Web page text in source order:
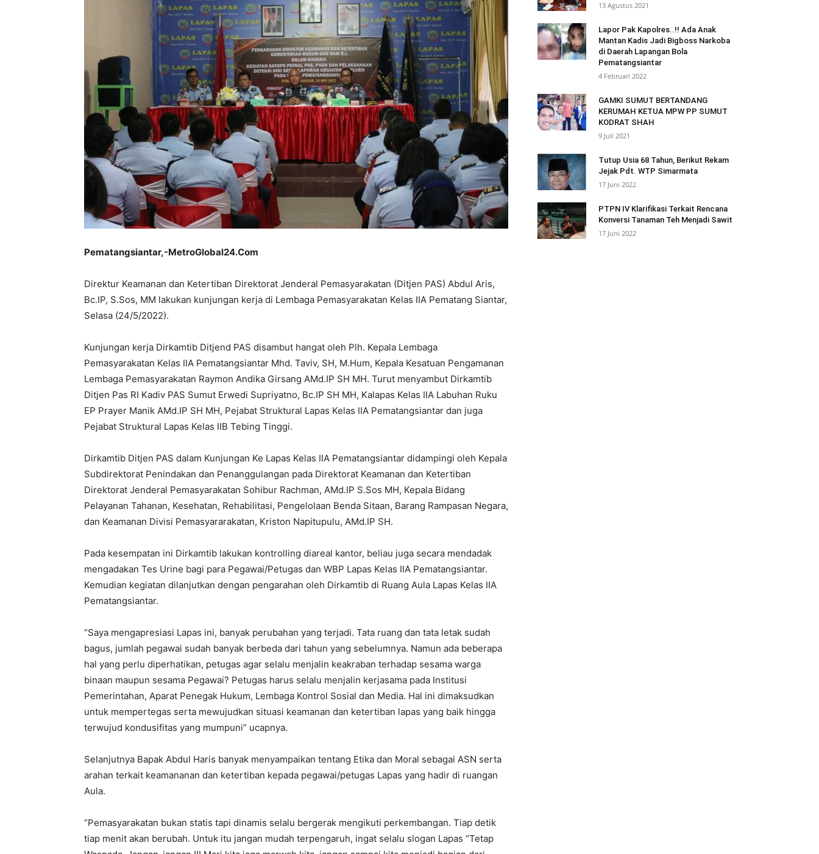
Pematangsiantar,-MetroGlobal24.Com
Direktur Keamanan dan Ketertiban Direktorat Jenderal Pemasyarakatan (Ditjen PAS) Abdul Aris,
Bc.IP, S.Sos, MM lakukan kunjungan kerja di Lembaga Pemasyarakatan Kelas IIA Pematang Siantar,
Selasa (24/5/2022).
Kunjungan kerja Dirkamtib Ditjend PAS disambut hangat oleh Plh. Kepala Lembaga
Pemasyarakatan Kelas IIA Pematangsiantar Mhd. Taviv, SH, M.Hum, Kepala Kesatuan Pengamanan
Lembaga Pemasyarakatan Raymon Andika Girsang AMd.IP SH MH. Turut menyambut Dirkamtib
Ditjen Pas RI Kadiv PAS Sumut Erwedi Supriyatno, Bc.IP SH MH, Kalapas Kelas IIA Labuhan Ruku
EP Prayer Manik AMd.IP SH MH, Pejabat Struktural Lapas Kelas IIA Pematangsiantar dan juga
Pejabat Struktural Lapas Kelas IIB Tebing Tinggi.
Dirkamtib Ditjen PAS dalam Kunjungan Ke Lapas Kelas IIA Pematangsiantar didampingi oleh Kepala
Subdirektorat Penindakan dan Penanggulangan pada Direktorat Keamanan dan Ketertiban
Direktorat Jenderal Pemasyarakatan Sohibur Rachman, AMd.IP S.Sos MH, Kepala Bidang
Pelayanan Tahanan, Kesehatan, Rehabilitasi, Pengelolaan Benda Sitaan, Barang Rampasan Negara,
dan Keamanan Divisi Pemasyararakatan, Kriston Napitupulu, AMd.IP SH.
Pada kesempatan ini Dirkamtib lakukan kontrolling diareal kantor, beliau juga secara mendadak
mengadakan Tes Urine bagi para Pegawai/Petugas dan WBP Lapas Kelas IIA Pematangsiantar.
Kemudian kegiatan dilanjutkan dengan pengarahan oleh Dirkamtib di Ruang Aula Lapas Kelas IIA
Pematangsiantar.
“Saya mengapresiasi Lapas ini, banyak perubahan yang terjadi. Tata ruang dan tata letak sudah
bagus, jumlah pegawai sudah banyak berbeda dari tahun yang sebelumnya. Namun ada beberapa
hal yang perlu diperhatikan, petugas agar selalu menjalin keakraban terhadap sesama warga
binaan maupun sesama Pegawai? Petugas harus selalu menjalin kerjasama pada Institusi
Pemerintahan, Aparat Penegak Hukum, Lembaga Kontrol Sosial dan Media. Hal ini dimaksudkan
untuk mempertegas serta mewujudkan situasi keamanan dan ketertiban lapas yang baik hingga
terwujud kondusifitas yang mumpuni” ucapnya.
Selanjutnya Bapak Abdul Haris banyak menyampaikan tentang Etika dan Moral sebagai ASN serta
arahan terkait keamananan dan ketertiban kepada pegawai/petugas Lapas yang hadir di ruangan
Aula.
“Pemasyarakatan bukan statis tapi dinamis selalu bergerak mengikuti perkembangan. Tiap detik
tiap menit akan berubah. Untuk itu jangan mudah terpengaruh, ingat selalu slogan Lapas “Tetap
13 Agustus 2021
Lapor Pak Kapolres..!! Ada Anak
Mantan Kadis Jadi Bigboss Narkoba
di Daerah Lapangan Bola
Pematangsiantar
4 Februari 2022
GAMKI SUMUT BERTANDANG
KERUMAH KETUA MPW PP SUMUT
KODRAT SHAH
9 Juli 2021
Tutup Usia 68 Tahun, Berikut Rekam
Jejak Pdt. WTP Simarmata
17 Juni 2022
PTPN IV Klarifikasi Terkait Rencana
Konversi Tanaman Teh Menjadi Sawit
17 Juni 2022